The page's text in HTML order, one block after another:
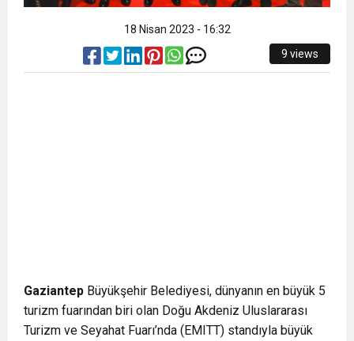
18 Nisan 2023 - 16:32
9 views
Gaziantep Büyükşehir Belediyesi, dünyanın en büyük 5
turizm fuarından biri olan Doğu Akdeniz Uluslararası
Turizm ve Seyahat Fuarı’nda (EMITT) standıyla büyük